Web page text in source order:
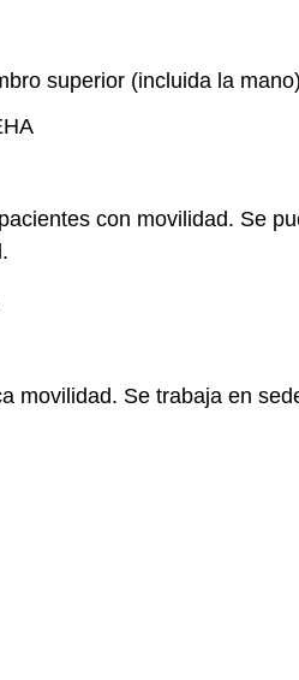
superior (incluida la mano)
con movilidad. Se
movilidad. Se trabaja en